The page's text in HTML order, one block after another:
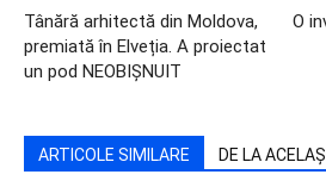
Tânără arhitectă din Moldova,
premiată în Elveția. A proiectat
un pod NEOBIȘNUIT
O
ARTICOLE SIMILARE DE LA